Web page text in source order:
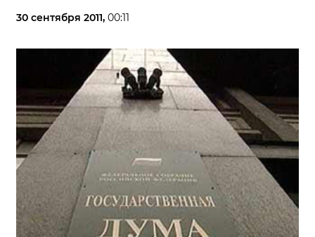
30 сентября 2011, 00:11